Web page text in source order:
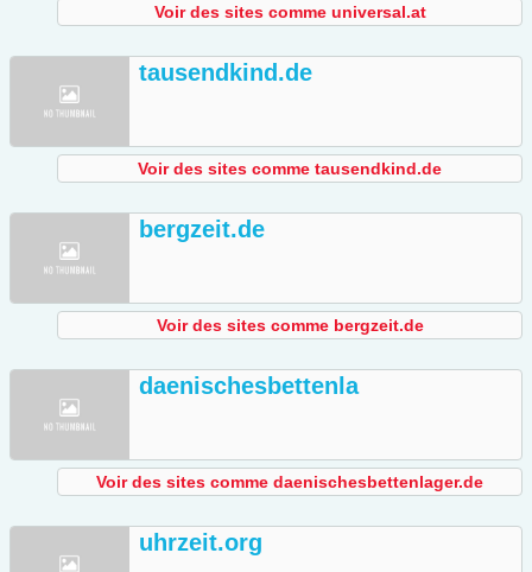
Voir des sites comme universal.at
tausendkind.de
Voir des sites comme tausendkind.de
bergzeit.de
Voir des sites comme bergzeit.de
daenischesbettenla
Voir des sites comme daenischesbettenlager.de
uhrzeit.org